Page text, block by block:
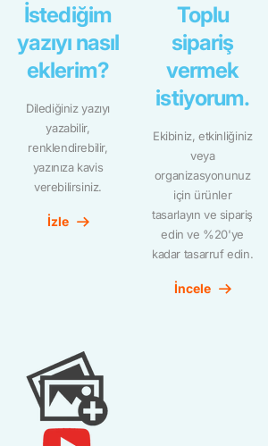
İstediğim
yazıyı nasıl
eklerim?
Dilediğiniz yazıyı
yazabilir,
renklendirebilir,
yazınıza kavis
verebilirsiniz.
İzle
Toplu
sipariş
vermek
istiyorum.
Ekibiniz, etkinliğiniz
veya
organizasyonunuz
için ürünler
tasarlayın ve sipariş
edin ve %20'ye
kadar tasarruf edin.
İncele